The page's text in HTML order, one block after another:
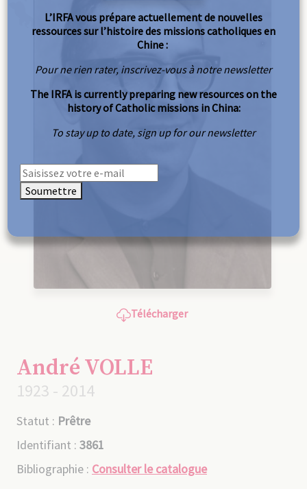
Télécharger
André VOLLE
1923 - 2014
Statut : Prêtre
Identifiant : 3861
Bibliographie : Consulter le catalogue
L’IRFA vous prépare actuellement de nouvelles
ressources sur l’histoire des missions catholiques en
Chine :
Pour ne rien rater, inscrivez-vous à notre newsletter
The IRFA is currently preparing new resources on the
history of Catholic missions in China:
To stay up to date, sign up for our newsletter
Soumettre